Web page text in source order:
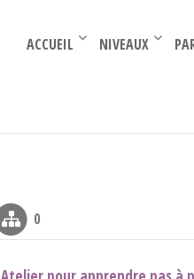
ACCUEIL NIVEAUX
0